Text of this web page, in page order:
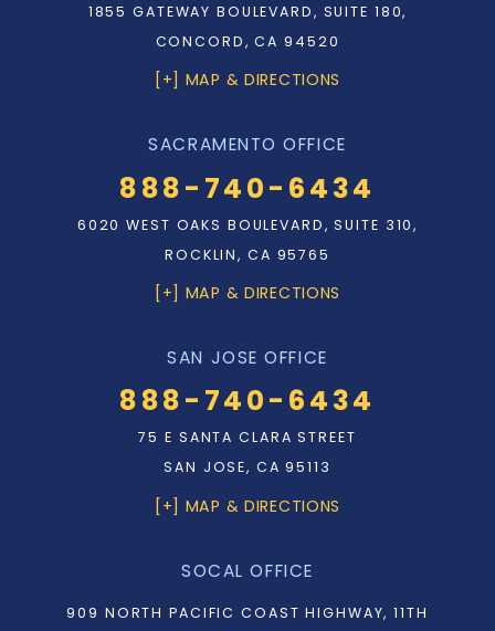
1855 GATEWAY BOULEVARD, SUITE 180,
CONCORD, CA 94520
[+] MAP & DIRECTIONS
SACRAMENTO OFFICE
888-740-6434
6020 WEST OAKS BOULEVARD, SUITE 310,
ROCKLIN, CA 95765
[+] MAP & DIRECTIONS
SAN JOSE OFFICE
888-740-6434
75 E SANTA CLARA STREET
SAN JOSE, CA 95113
[+] MAP & DIRECTIONS
SOCAL OFFICE
909 NORTH PACIFIC COAST HIGHWAY, 11TH